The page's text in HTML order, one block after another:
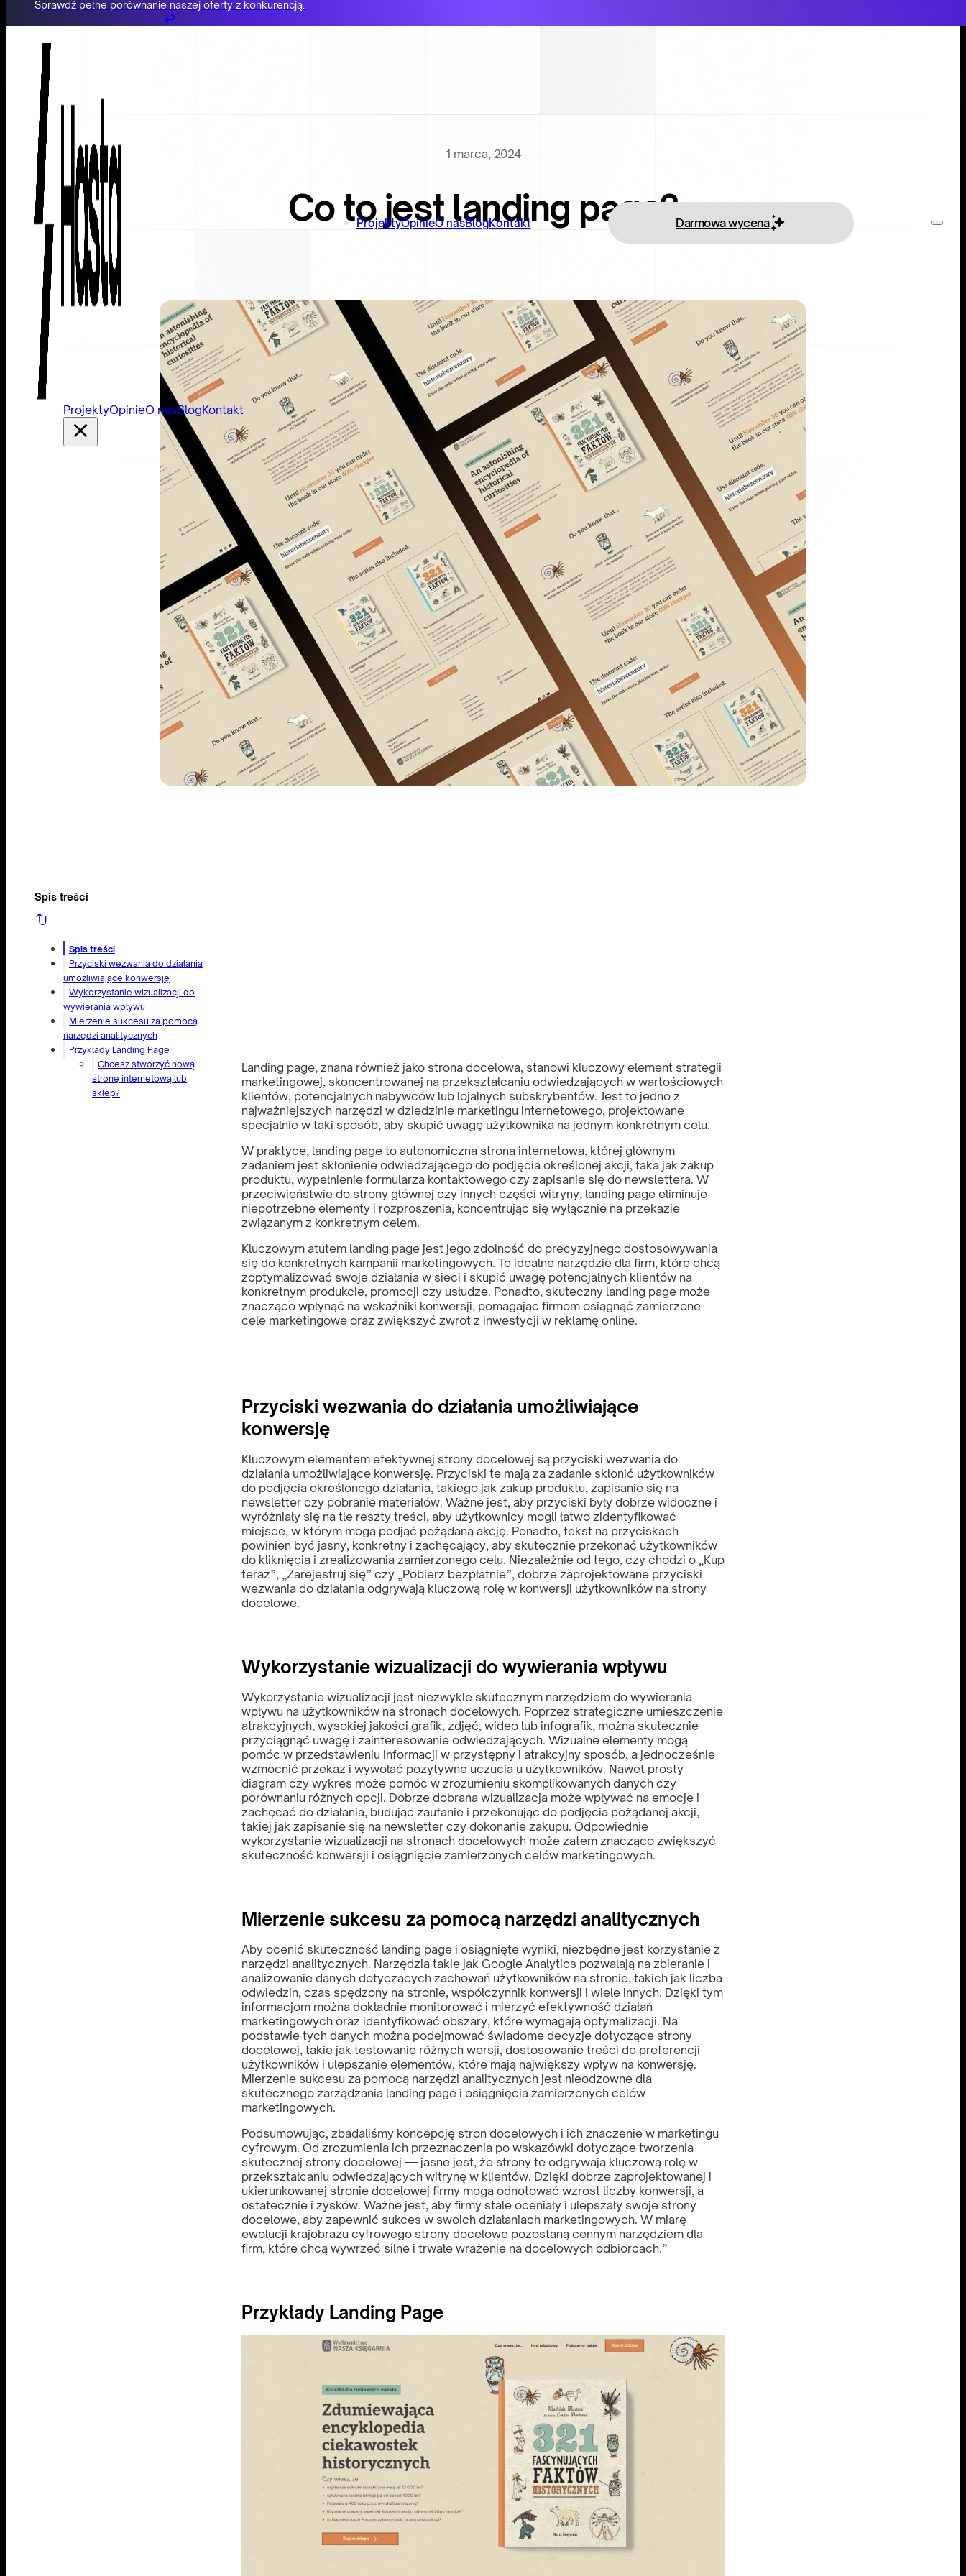
Przejdź do głównej treści Przejdź do stopki
Sprawdź pełne porównanie naszej oferty z konkurencją.
ProjektyOpinieO nasBlogKontakt Darmowa wycena
ProjektyOpinieO nasBlogKontakt
1 marca, 2024
Co to jest landing page?
Spis treści
Spis treści
Przyciski wezwania do działania
umożliwiające konwersję
Wykorzystanie wizualizacji do
wywierania wpływu
Mierzenie sukcesu za pomocą
narzędzi analitycznych
Przykłady Landing Page
Chcesz stworzyć nową
stronę internetową lub
sklep?
Landing page, znana również jako strona docelowa, stanowi kluczowy element strategii
marketingowej, skoncentrowanej na przekształcaniu odwiedzających w wartościowych
klientów, potencjalnych nabywców lub lojalnych subskrybentów. Jest to jedno z
najważniejszych narzędzi w dziedzinie marketingu internetowego, projektowane
specjalnie w taki sposób, aby skupić uwagę użytkownika na jednym konkretnym celu.
W praktyce, landing page to autonomiczna strona internetowa, której głównym
zadaniem jest skłonienie odwiedzającego do podjęcia określonej akcji, taka jak zakup
produktu, wypełnienie formularza kontaktowego czy zapisanie się do newslettera. W
przeciwieństwie do strony głównej czy innych części witryny, landing page eliminuje
niepotrzebne elementy i rozproszenia, koncentrując się wyłącznie na przekazie
związanym z konkretnym celem.
Kluczowym atutem landing page jest jego zdolność do precyzyjnego dostosowywania
się do konkretnych kampanii marketingowych. To idealne narzędzie dla firm, które chcą
zoptymalizować swoje działania w sieci i skupić uwagę potencjalnych klientów na
konkretnym produkcie, promocji czy usłudze. Ponadto, skuteczny landing page może
znacząco wpłynąć na wskaźniki konwersji, pomagając firmom osiągnąć zamierzone
cele marketingowe oraz zwiększyć zwrot z inwestycji w reklamę online.
Przyciski wezwania do działania umożliwiające
konwersję
Kluczowym elementem efektywnej strony docelowej są przyciski wezwania do
działania umożliwiające konwersję. Przyciski te mają za zadanie skłonić użytkowników
do podjęcia określonego działania, takiego jak zakup produktu, zapisanie się na
newsletter czy pobranie materiałów. Ważne jest, aby przyciski były dobrze widoczne i
wyróżniały się na tle reszty treści, aby użytkownicy mogli łatwo zidentyfikować
miejsce, w którym mogą podjąć pożądaną akcję. Ponadto, tekst na przyciskach
powinien być jasny, konkretny i zachęcający, aby skutecznie przekonać użytkowników
do kliknięcia i zrealizowania zamierzonego celu. Niezależnie od tego, czy chodzi o „Kup
teraz”, „Zarejestruj się” czy „Pobierz bezpłatnie”, dobrze zaprojektowane przyciski
wezwania do działania odgrywają kluczową rolę w konwersji użytkowników na strony
docelowe.
Wykorzystanie wizualizacji do wywierania wpływu
Wykorzystanie wizualizacji jest niezwykle skutecznym narzędziem do wywierania
wpływu na użytkowników na stronach docelowych. Poprzez strategiczne umieszczenie
atrakcyjnych, wysokiej jakości grafik, zdjęć, wideo lub infografik, można skutecznie
przyciągnąć uwagę i zainteresowanie odwiedzających. Wizualne elementy mogą
pomóc w przedstawieniu informacji w przystępny i atrakcyjny sposób, a jednocześnie
wzmocnić przekaz i wywołać pozytywne uczucia u użytkowników. Nawet prosty
diagram czy wykres może pomóc w zrozumieniu skomplikowanych danych czy
porównaniu różnych opcji. Dobrze dobrana wizualizacja może wpływać na emocje i
zachęcać do działania, budując zaufanie i przekonując do podjęcia pożądanej akcji,
takiej jak zapisanie się na newsletter czy dokonanie zakupu. Odpowiednie
wykorzystanie wizualizacji na stronach docelowych może zatem znacząco zwiększyć
skuteczność konwersji i osiągnięcie zamierzonych celów marketingowych.
Mierzenie sukcesu za pomocą narzędzi analitycznych
Aby ocenić skuteczność landing page i osiągnięte wyniki, niezbędne jest korzystanie z
narzędzi analitycznych. Narzędzia takie jak Google Analytics pozwalają na zbieranie i
analizowanie danych dotyczących zachowań użytkowników na stronie, takich jak liczba
odwiedzin, czas spędzony na stronie, współczynnik konwersji i wiele innych. Dzięki tym
informacjom można dokładnie monitorować i mierzyć efektywność działań
marketingowych oraz identyfikować obszary, które wymagają optymalizacji. Na
podstawie tych danych można podejmować świadome decyzje dotyczące strony
docelowej, takie jak testowanie różnych wersji, dostosowanie treści do preferencji
użytkowników i ulepszanie elementów, które mają największy wpływ na konwersję.
Mierzenie sukcesu za pomocą narzędzi analitycznych jest nieodzowne dla
skutecznego zarządzania landing page i osiągnięcia zamierzonych celów
marketingowych.
Podsumowując, zbadaliśmy koncepcję stron docelowych i ich znaczenie w marketingu
cyfrowym. Od zrozumienia ich przeznaczenia po wskazówki dotyczące tworzenia
skutecznej strony docelowej — jasne jest, że strony te odgrywają kluczową rolę w
przekształcaniu odwiedzających witrynę w klientów. Dzięki dobrze zaprojektowanej i
ukierunkowanej stronie docelowej firmy mogą odnotować wzrost liczby konwersji, a
ostatecznie i zysków. Ważne jest, aby firmy stale oceniały i ulepszały swoje strony
docelowe, aby zapewnić sukces w swoich działaniach marketingowych. W miarę
ewolucji krajobrazu cyfrowego strony docelowe pozostaną cennym narzędziem dla
firm, które chcą wywrzeć silne i trwałe wrażenie na docelowych odbiorcach.”
Przykłady Landing Page